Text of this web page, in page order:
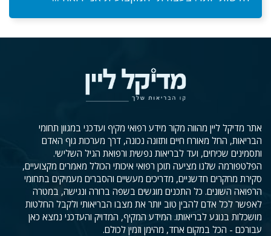
אתר מדיקל ליין מהווה מקור מידע רפואי מקיף ועדכני במגוון תחומי
הבריאות, החל מאורח חיים ותזונה נכונה, דרך מערכות גוף האדם
ותסמינים שכיחים, ועד לבריאות נפשית ורפואת הגיל השלישי.
הפלטפורמה שלנו מציעה תוכן רפואי איכותי הכולל מאמרים מקצועיים,
סקירת מחקרים חדשניים, מדריכים מעשיים והסברים מעמיקים בתחומי
הרפואה השונים. כל התכנים מוגשים בשפה ברורה ונגישה, במטרה
לאפשר לכל אדם להבין טוב יותר את מצבו הבריאותי ולקבל החלטות
מושכלות בנוגע לבריאותו. המידע המקיף, המדויק והעדכני נמצא כאן
עבורכם - הכל במקום אחד, מהימן וזמין לכולם.